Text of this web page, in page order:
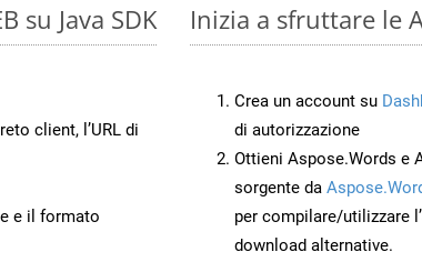
su Java SDK
client, l’URL di
e il formato
Inizia a sfruttare le
Crea un account su
di autorizzazione
Ottieni Aspose.Words e
sorgente da
per compilare/utilizzare
download alternative.